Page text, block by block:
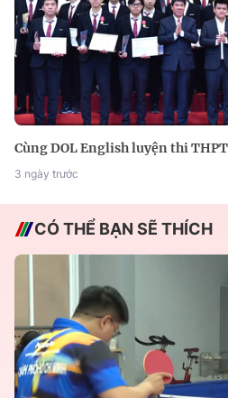
Cùng DOL English luyện thi
3 ngày trước
CÓ THỂ BẠN SẼ THÍCH